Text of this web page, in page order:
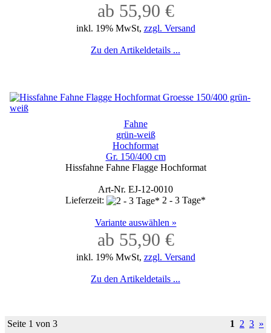
ab 55,90 €
inkl. 19% MwSt, zzgl. Versand
Zu den Artikeldetails ...
Fahne
grün-weiß
Hochformat
Gr. 150/400 cm
Hissfahne Fahne Flagge Hochformat
Art-Nr. EJ-12-0010
Lieferzeit:
2 - 3 Tage*
Variante auswählen »
ab 55,90 €
inkl. 19% MwSt, zzgl. Versand
Zu den Artikeldetails ...
Seite 1 von 3 1 2 3 »